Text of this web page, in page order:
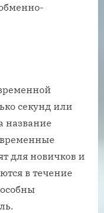
секунд или
название
для новичков и
в течение